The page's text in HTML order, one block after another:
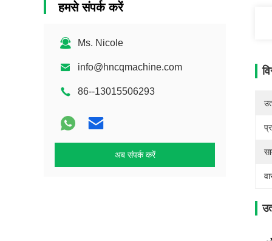
हमसे संपर्क करें
Ms. Nicole
info@hncqmachine.com
86--13015506293
अब संपर्क करें